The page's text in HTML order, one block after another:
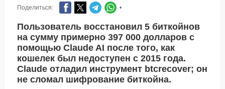
Поделиться: •
Пользователь восстановил 5 биткойнов
на сумму примерно 397 000 долларов с
помощью Claude AI после того, как
кошелек был недоступен с 2015 года.
Claude отладил инструмент btcrecover; он
не сломал шифрование биткойна.